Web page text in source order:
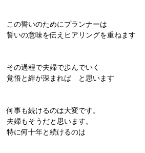
この誓いのためにプランナーは
誓いの意味を伝えヒアリングを重ねます
その過程で夫婦で歩んでいく
覚悟と絆が深まれば　と思います
何事も続けるのは大変です。
夫婦もそうだと思います。
特に何十年と続けるのは